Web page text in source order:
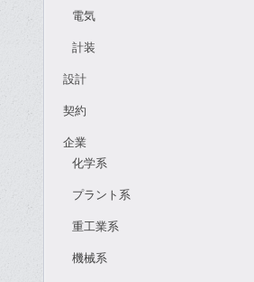
電気
計装
設計
契約
企業
化学系
プラント系
重工業系
機械系